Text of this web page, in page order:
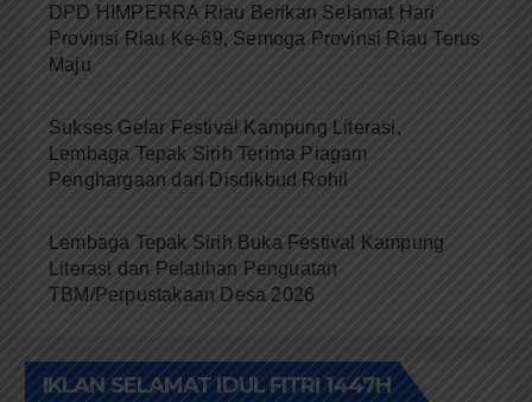
DPD HIMPERRA Riau Berikan Selamat Hari
Provinsi Riau Ke-69, Semoga Provinsi Riau Terus
Maju
Sukses Gelar Festival Kampung Literasi,
Lembaga Tepak Sirih Terima Piagam
Penghargaan dari Disdikbud Rohil
Lembaga Tepak Sirih Buka Festival Kampung
Literasi dan Pelatihan Penguatan
TBM/Perpustakaan Desa 2026
IKLAN SELAMAT IDUL FITRI 1447H